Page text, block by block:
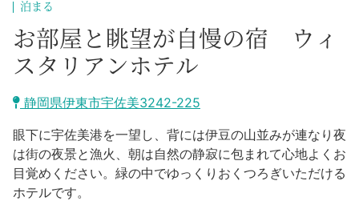
熱海市
沼津市
三島市
南伊豆町
函南町
旅の計画
モデルコース
宿泊・予約
旅程作成
AIルートプランナー
合同会社説明会
泊まる
お部屋と眺望が自慢の宿 ウィ
スタリアンホテル
静岡県伊東市宇佐美3242-225
眼下に宇佐美港を一望し、背には伊豆の山並みが連なり夜
は街の夜景と漁火、朝は自然の静寂に包まれて心地よくお
目覚めください。緑の中でゆっくりおくつろぎいただける
ホテルです。